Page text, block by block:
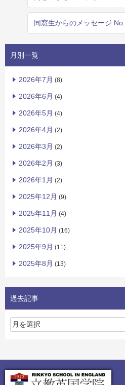
同窓生からのメッセージ
月別一覧
2026年7月 (8)
2026年6月 (4)
2026年5月 (4)
2026年4月 (2)
2026年3月 (2)
2026年2月 (3)
2026年1月 (2)
2025年12月 (9)
2025年11月 (4)
2025年10月 (16)
2025年9月 (11)
2025年8月 (13)
過去記事